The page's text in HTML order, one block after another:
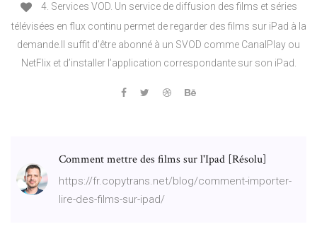
4. Services VOD. Un service de diffusion des films et séries
télévisées en flux continu permet de regarder des films sur iPad à la
demande.Il suffit d’être abonné à un SVOD comme CanalPlay ou
NetFlix et d’installer l’application correspondante sur son iPad.
Comment mettre des films sur l'Ipad [Résolu]
https://fr.copytrans.net/blog/comment-importer-
lire-des-films-sur-ipad/